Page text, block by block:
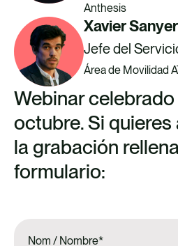
Anthesis
Xavier Sanyer
Jefe del
Área de Movilidad
Webinar
octubre. Si quieres
la grabación
formulario:
Nom / Nombre*